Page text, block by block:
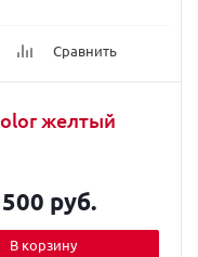
Сравнить
желтый
руб.
В корзину